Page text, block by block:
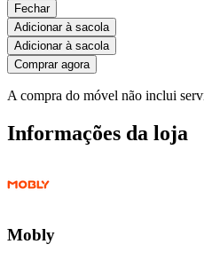
Fechar
Adicionar à sacola
Adicionar à sacola
Comprar agora
A compra do móvel não inclui
Informações da loja
Mobly